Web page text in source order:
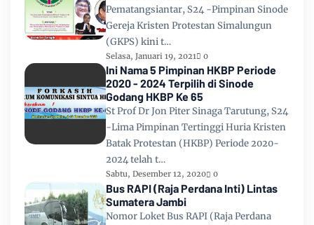
Pematangsiantar, S24 -Pimpinan Sinode
Gereja Kristen Protestan Simalungun
(GKPS) kini t…
Selasa, Januari 19, 2021 0
Ini Nama 5 Pimpinan HKBP Periode
2020 - 2024 Terpilih di Sinode
Godang HKBP Ke 65
St Prof Dr Jon Piter Sinaga Tarutung, S24
-Lima Pimpinan Tertinggi Huria Kristen
Batak Protestan (HKBP) Periode 2020-
2024 telah t…
Sabtu, Desember 12, 2020 0
Bus RAPI (Raja Perdana Inti) Lintas
Sumatera Jambi
Nomor Loket Bus RAPI (Raja Perdana